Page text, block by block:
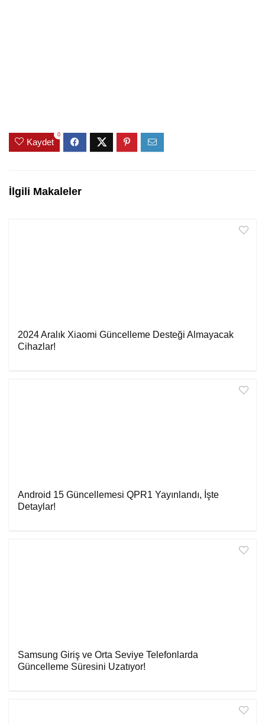
Kaydet
0
İlgili Makaleler
2024 Aralık Xiaomi Güncelleme Desteği Almayacak
Cihazlar!
Android 15 Güncellemesi QPR1 Yayınlandı, İşte
Detaylar!
Samsung Giriş ve Orta Seviye Telefonlarda
Güncelleme Süresini Uzatıyor!